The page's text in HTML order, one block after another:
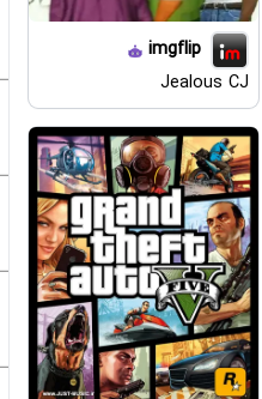
imgflip
Jealous CJ